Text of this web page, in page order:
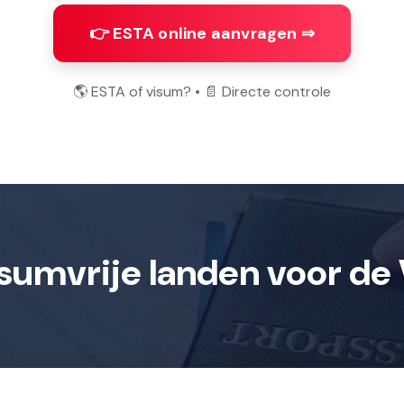
👉 ESTA online aanvragen ⇒
🌎 ESTA of visum? • 📄 Directe controle
landen voor de